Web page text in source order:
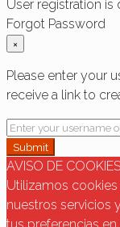
User registration
Forgot Password
×
Please enter your
receive a link to
Submit
AVISO DE COOKIES
Utilizamos
nuestros servicios